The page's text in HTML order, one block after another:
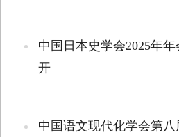
中国日本史学会2025年
开
中国语文现代化学会第八